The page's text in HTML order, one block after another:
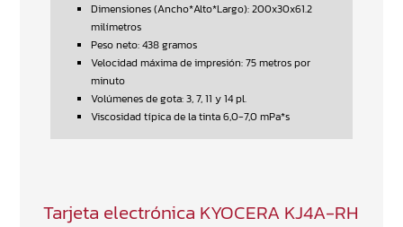
Dimensiones (Ancho*Alto*Largo): 200x30x61.2
milímetros
Peso neto: 438 gramos
Velocidad máxima de impresión: 75 metros por
minuto
Volúmenes de gota: 3, 7, 11 y 14 pl.
Viscosidad típica de la tinta 6,0-7,0 mPa*s
Tarjeta electrónica KYOCERA KJ4A-RH